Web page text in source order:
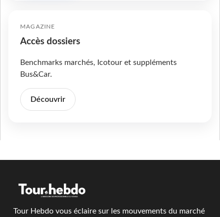
MAGAZINE
Accès dossiers
Benchmarks marchés, Icotour et suppléments
Bus&Car.
Découvrir
Tour Hebdo vous éclaire sur les mouvements du marché